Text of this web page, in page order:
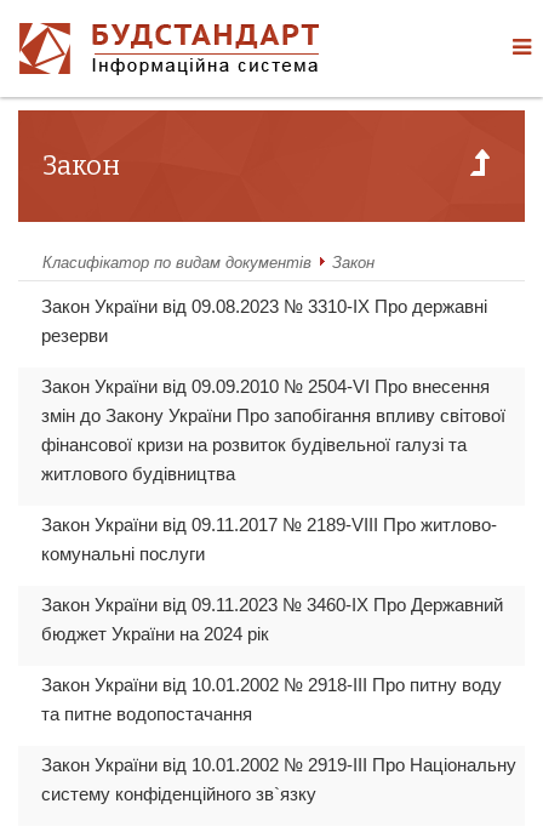
Закон
Класифікатор по видам документів Закон
Закон України від 09.08.2023 № 3310-IX Про державні
резерви
Закон України від 09.09.2010 № 2504-VI Про внесення
змін до Закону України Про запобігання впливу світової
фінансової кризи на розвиток будівельної галузі та
житлового будівництва
Закон України від 09.11.2017 № 2189-VIII Про житлово-
комунальні послуги
Закон України від 09.11.2023 № 3460-IX Про Державний
бюджет України на 2024 рік
Закон України від 10.01.2002 № 2918-III Про питну воду
та питне водопостачання
Закон України від 10.01.2002 № 2919-III Про Національну
систему конфіденційного зв`язку